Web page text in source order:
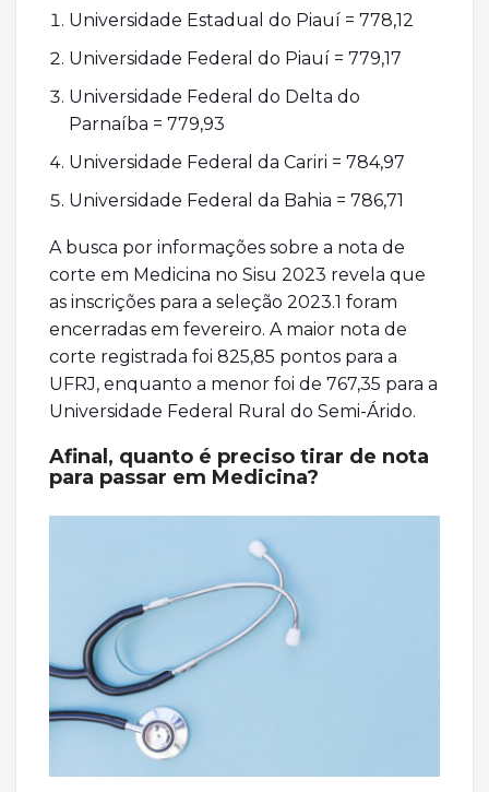
Universidade Estadual do Piauí = 778,12
Universidade Federal do Piauí = 779,17
Universidade Federal do Delta do
Parnaíba = 779,93
Universidade Federal da Cariri = 784,97
Universidade Federal da Bahia = 786,71
A busca por informações sobre a nota de
corte em Medicina no Sisu 2023 revela que
as inscrições para a seleção 2023.1 foram
encerradas em fevereiro. A maior nota de
corte registrada foi 825,85 pontos para a
UFRJ, enquanto a menor foi de 767,35 para a
Universidade Federal Rural do Semi-Árido.
Afinal, quanto é preciso tirar de nota
para passar em Medicina?